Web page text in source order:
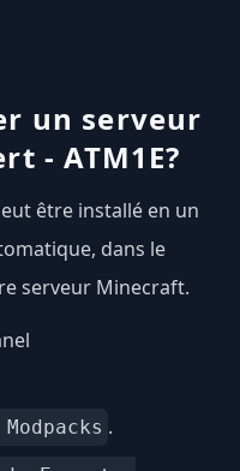
un serveur
- ATM1E?
être installé en un
dans le
serveur Minecraft.
.